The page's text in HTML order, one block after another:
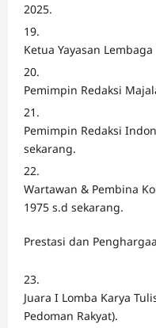
2025.
Ketua Yayasan
Pemimpin Redaksi
Pemimpin Redaksi
sekarang.
Wartawan & Pembina
1975 s.d sekarang.
Prestasi dan
Juara I Lomba Karya
Pedoman Rakyat).